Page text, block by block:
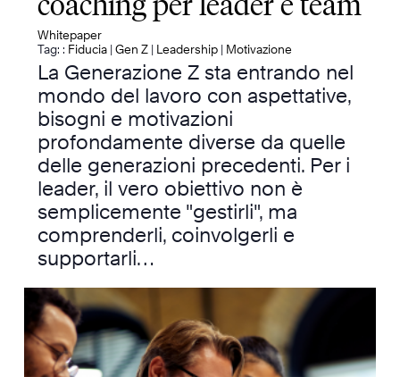
Whitepaper
Tag: : Fiducia |Gen Z | Leadership | Motivazione
La Generazione Z sta entrando nel
mondo del lavoro con aspettative,
bisogni e motivazioni
profondamente diverse da quelle
delle generazioni precedenti. Per i
leader, il vero obiettivo non è
semplicemente "gestirli", ma
comprenderli, coinvolgerli e
supportarli…